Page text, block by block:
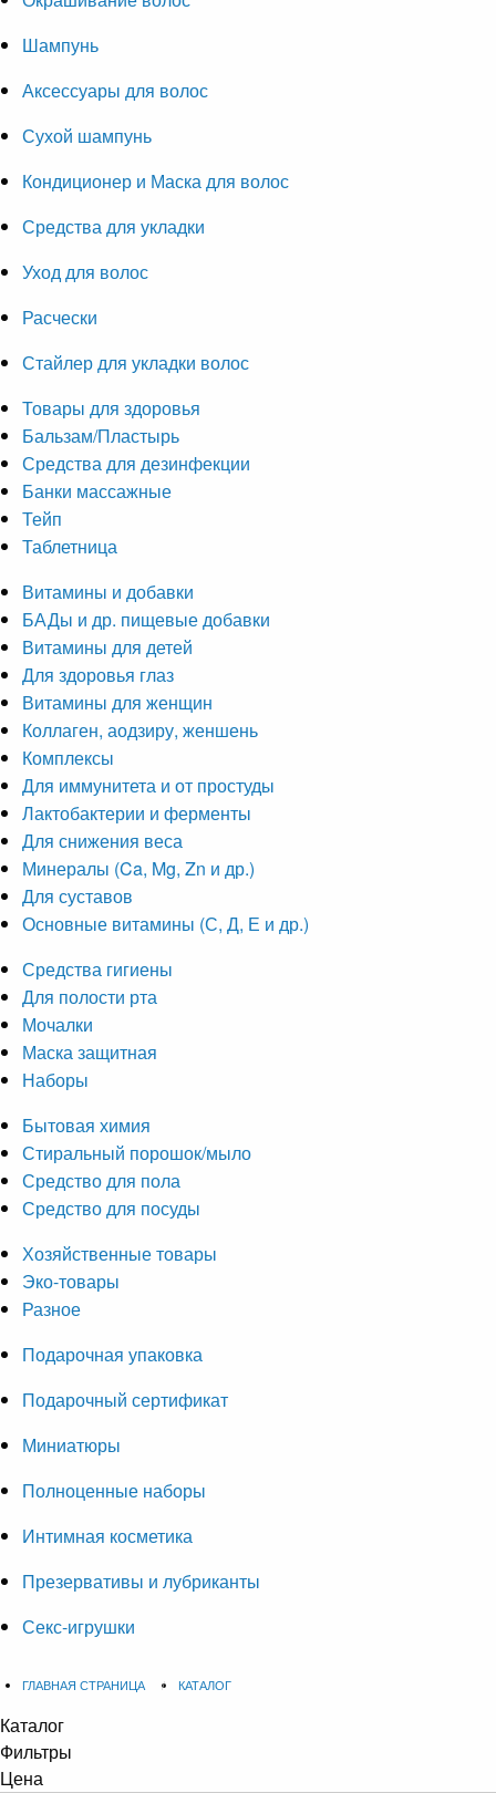
Шампунь
Аксессуары для волос
Сухой шампунь
Кондиционер и Маска для волос
Средства для укладки
Уход для волос
Расчески
Стайлер для укладки волос
Товары для здоровья
Бальзам/Пластырь
Средства для дезинфекции
Банки массажные
Тейп
Таблетница
Витамины и добавки
БАДы и др. пищевые добавки
Витамины для детей
Для здоровья глаз
Витамины для женщин
Коллаген, аодзиру, женшень
Комплексы
Для иммунитета и от простуды
Лактобактерии и ферменты
Для снижения веса
Минералы (Ca, Mg, Zn и др.)
Для суставов
Основные витамины (С, Д, Е и др.)
Средства гигиены
Для полости рта
Мочалки
Маска защитная
Наборы
Бытовая химия
Стиральный порошок/мыло
Средство для пола
Средство для посуды
Хозяйственные товары
Эко-товары
Разное
Подарочная упаковка
Подарочный сертификат
Миниатюры
Полноценные наборы
Интимная косметика
Презервативы и лубриканты
Секс-игрушки
ГЛАВНАЯ СТРАНИЦА КАТАЛОГ
Каталог
Фильтры
Цена